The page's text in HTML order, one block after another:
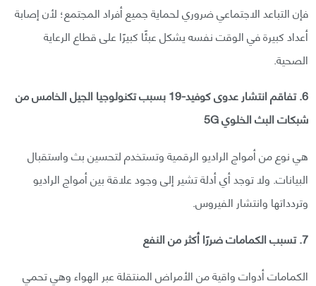
فإن التباعد الاجتماعي ضروري لحماية جميع أفراد المجتمع؛ لأن إصابة
أعداد كبيرة في الوقت نفسه يشكل عبئًا كبيرًا على قطاع الرعاية
الصحية.
6. تفاقم انتشار عدوى كوفيد-19 بسبب تكنولوجيا الجيل الخامس من
شبكات البث الخلوي 5G
هي نوع من أمواج الراديو الرقمية وتستخدم لتحسين بث واستقبال
البيانات. ولا توجد أي أدلة تشير إلى وجود علاقة بين أمواج الراديو
وتردداتها وانتشار الفيروس.
7. تسبب الكمامات ضررًا أكثر من النفع
الكمامات أدوات واقية من الأمراض المنتقلة عبر الهواء وهي تحمي